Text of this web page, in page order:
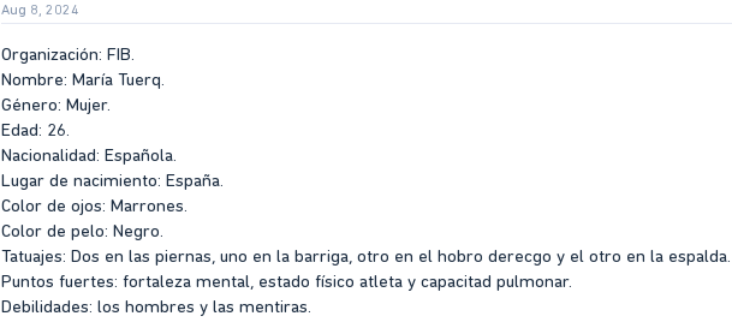
Aug 8, 2024
Organización: FIB.
Nombre: María Tuerq.
Género: Mujer.
Edad: 26.
Nacionalidad: Española.
Lugar de nacimiento: España.
Color de ojos: Marrones.
Color de pelo: Negro.
Tatuajes: Dos en las piernas, uno en la barriga, otro en el hobro derecgo y el otro en la espalda.
Puntos fuertes: fortaleza mental, estado físico atleta y capacitad pulmonar.
Debilidades: los hombres y las mentiras.